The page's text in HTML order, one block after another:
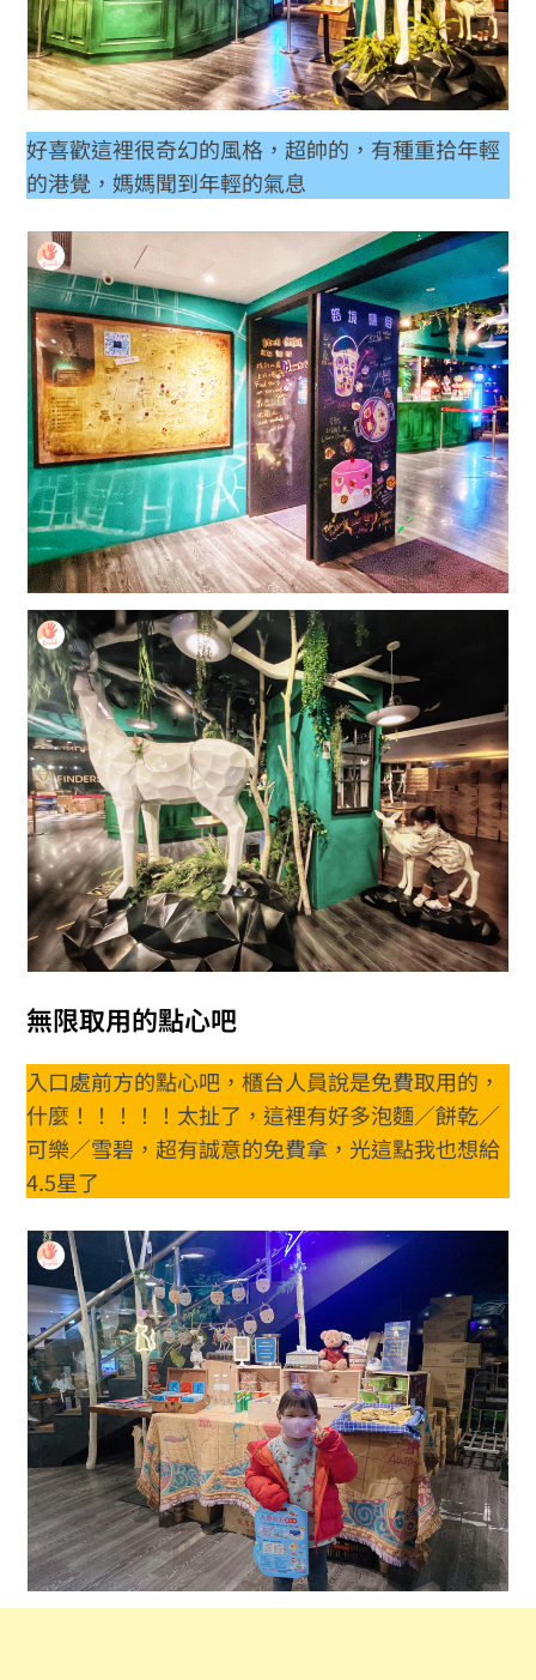
好喜歡這裡很奇幻的風格，超帥的，有種重拾年輕
的港覺，媽媽聞到年輕的氣息
無限取用的點心吧
入口處前方的點心吧，櫃台人員說是免費取用的，
什麼！！！！！太扯了，這裡有好多泡麵／餅乾／
可樂／雪碧，超有誠意的免費拿，光這點我也想給
4.5星了